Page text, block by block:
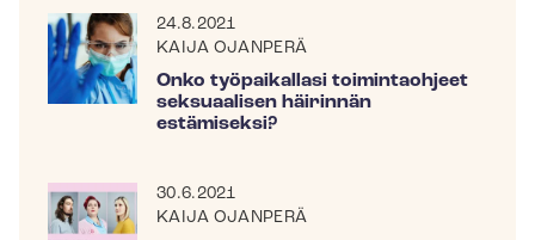
24.8.2021
KAIJA OJANPERÄ
Onko työpaikallasi toimintaohjeet
seksuaalisen häirinnän
estämiseksi?
30.6.2021
KAIJA OJANPERÄ